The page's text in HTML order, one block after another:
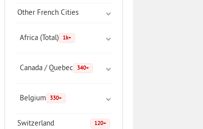
Other French Cities
Africa (Total) 1k+
Canada / Quebec 340+
Belgium 330+
Switzerland 120+